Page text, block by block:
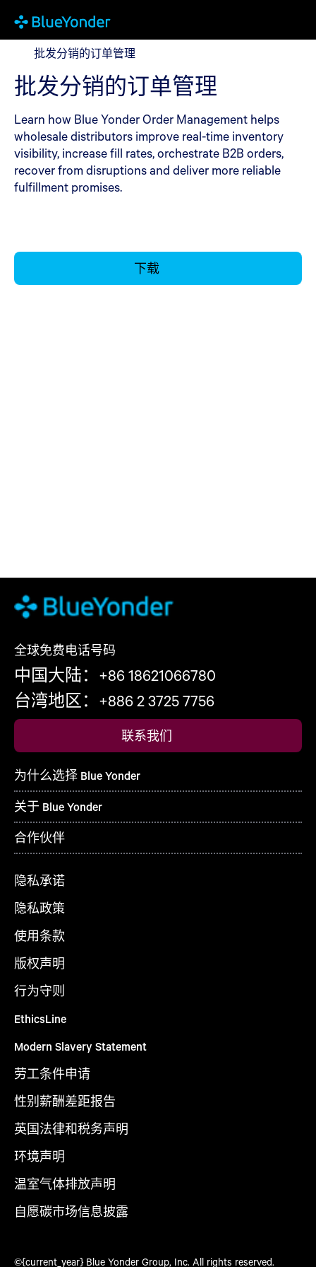
批发分销的订单管理
批发分销的订单管理
批发分销的订单管理
Learn how Blue Yonder Order Management helps
wholesale distributors improve real-time inventory
visibility, increase fill rates, orchestrate B2B orders,
recover from disruptions and deliver more reliable
fulfillment promises.
下载
全球免费电话号码
中国大陆：+86 18621066780
台湾地区：+886 2 3725 7756
联系我们
为什么选择 Blue Yonder
关于 Blue Yonder
合作伙伴
隐私承诺
隐私政策
使用条款
版权声明
行为守则
EthicsLine
Modern Slavery Statement
劳工条件申请
性别薪酬差距报告
英国法律和税务声明
环境声明
温室气体排放声明
自愿碳市场信息披露
©{current_year} Blue Yonder Group, Inc. All rights reserved.